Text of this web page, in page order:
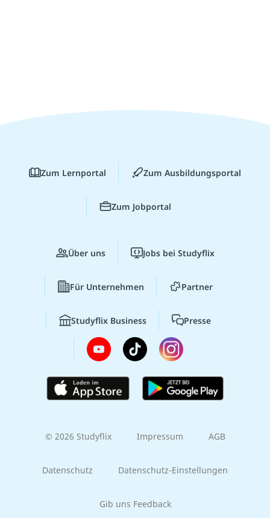
Zum Lernportal Zum Ausbildungsportal
Zum Jobportal
Über uns Jobs bei Studyflix
Für Unternehmen Partner
Studyflix Business Presse
© 2026 Studyflix Impressum AGB
Datenschutz Datenschutz-Einstellungen
Gib uns Feedback